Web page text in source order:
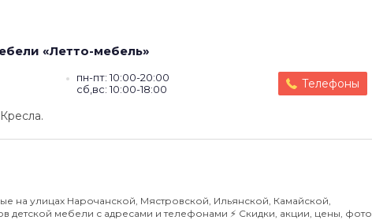
«Летто-мебель»
пн-пт: 10:00-20:00
сб,вс: 10:00-18:00
Телефоны
на улицах Нарочанской, Мястровской, Ильянской, Камайской,
детской мебели с адресами и телефонами ⚡️ Скидки, акции, цены, фото